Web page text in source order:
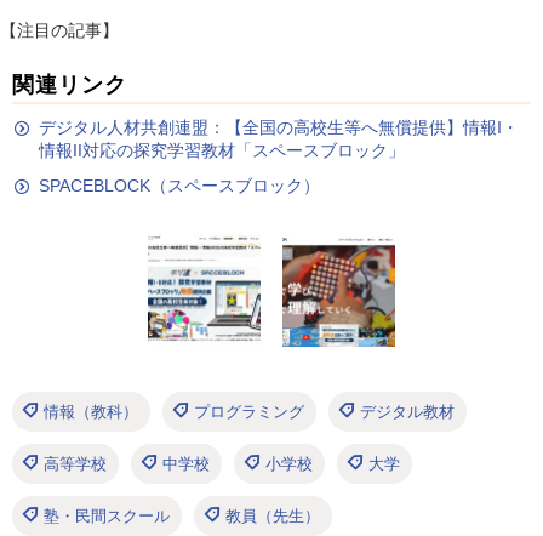
【注目の記事】
関連リンク
デジタル人材共創連盟：【全国の高校生等へ無償提供】情報I・
情報II対応の探究学習教材「スペースブロック」
SPACEBLOCK（スペースブロック）
情報（教科） プログラミング デジタル教材
高等学校 中学校 小学校 大学
塾・民間スクール 教員（先生）